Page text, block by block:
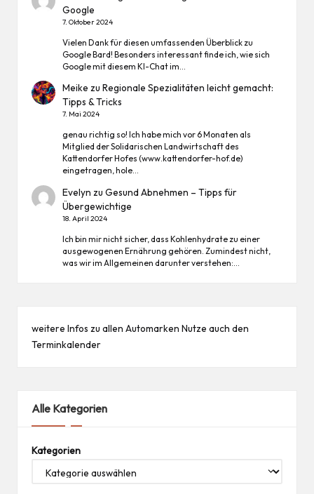
Google
7. Oktober 2024
Vielen Dank für diesen umfassenden Überblick zu
Google Bard! Besonders interessant finde ich, wie sich
Google mit diesem KI-Chat im…
Meike zuRegionale Spezialitäten leicht gemacht:
Tipps & Tricks
7. Mai 2024
genau richtig so! Ich habe mich vor 6 Monaten als
Mitglied der Solidarischen Landwirtschaft des
Kattendorfer Hofes (www.kattendorfer-hof.de)
eingetragen, hole…
Evelyn zuGesund Abnehmen – Tipps für
Übergewichtige
18. April 2024
Ich bin mir nicht sicher, dass Kohlenhydrate zu einer
ausgewogenen Ernährung gehören. Zumindest nicht,
was wir im Allgemeinen darunter verstehen:…
weitere Infos zu allen Automarken Nutze auch den
Terminkalender
Alle Kategorien
Kategorien